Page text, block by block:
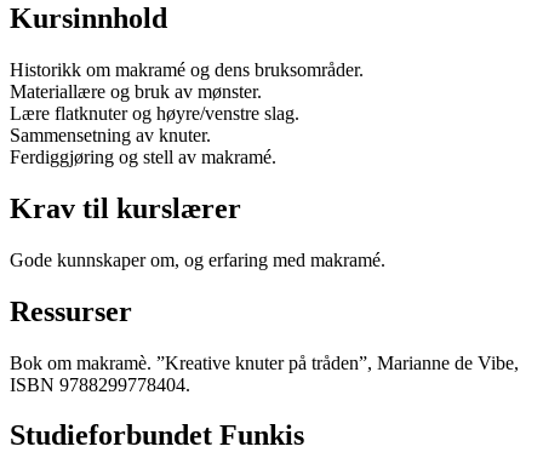
Kursinnhold
Historikk om makramé og dens bruksområder.
Materiallære og bruk av mønster.
Lære flatknuter og høyre/venstre slag.
Sammensetning av knuter.
Ferdiggjøring og stell av makramé.
Krav til kurslærer
Gode kunnskaper om, og erfaring med makramé.
Ressurser
Bok om makramè. ”Kreative knuter på tråden”, Marianne de Vibe,
ISBN 9788299778404.
Studieforbundet Funkis